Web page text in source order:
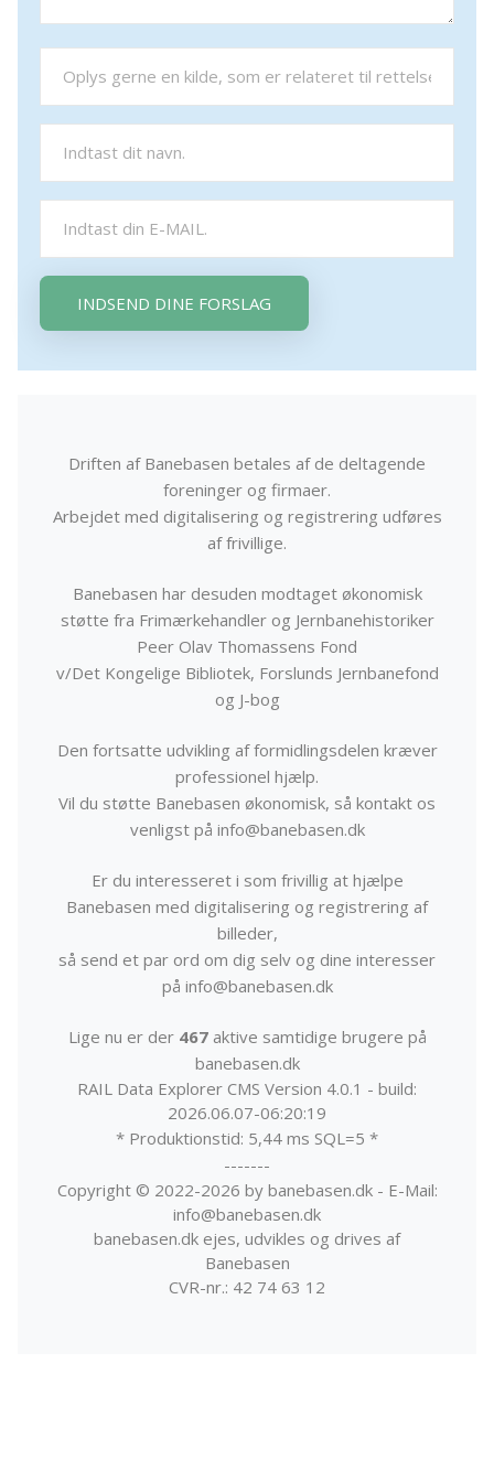
INDSEND DINE FORSLAG
Driften af Banebasen betales af de deltagende
foreninger og firmaer.
Arbejdet med digitalisering og registrering udføres
af frivillige.
Banebasen har desuden modtaget økonomisk
støtte fra Frimærkehandler og Jernbanehistoriker
Peer Olav Thomassens Fond
v/Det Kongelige Bibliotek, Forslunds Jernbanefond
og J-bog
Den fortsatte udvikling af formidlingsdelen kræver
professionel hjælp.
Vil du støtte Banebasen økonomisk, så kontakt os
venligst på info@banebasen.dk
Er du interesseret i som frivillig at hjælpe
Banebasen med digitalisering og registrering af
billeder,
så send et par ord om dig selv og dine interesser
på info@banebasen.dk
Lige nu er der 467aktive samtidige brugere på
banebasen.dk
RAIL Data Explorer CMS Version 4.0.1 - build:
2026.06.07-06:20:19
* Produktionstid: 5,44 ms SQL=5 *
-------
Copyright © 2022-2026 by banebasen.dk - E-Mail:
info@banebasen.dk
banebasen.dk ejes, udvikles og drives af
Banebasen
CVR-nr.: 42 74 63 12